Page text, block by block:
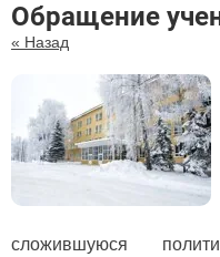
Обращение
« Назад
сложившуюся